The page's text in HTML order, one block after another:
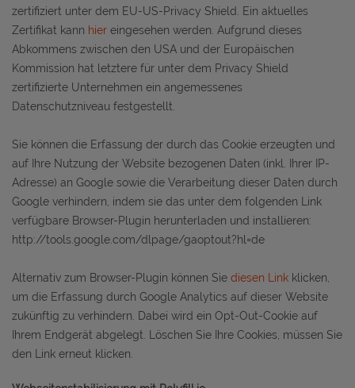
zertifiziert unter dem EU-US-Privacy Shield. Ein aktuelles
Zertifikat kann hier eingesehen werden. Aufgrund dieses
Abkommens zwischen den USA und der Europäischen
Kommission hat letztere für unter dem Privacy Shield
zertifizierte Unternehmen ein angemessenes
Datenschutzniveau festgestellt.
Sie können die Erfassung der durch das Cookie erzeugten und
auf Ihre Nutzung der Website bezogenen Daten (inkl. Ihrer IP-
Adresse) an Google sowie die Verarbeitung dieser Daten durch
Google verhindern, indem sie das unter dem folgenden Link
verfügbare Browser-Plugin herunterladen und installieren:
http://tools.google.com/dlpage/gaoptout?hl=de
Alternativ zum Browser-Plugin können Sie diesen Link klicken,
um die Erfassung durch Google Analytics auf dieser Website
zukünftig zu verhindern. Dabei wird ein Opt-Out-Cookie auf
Ihrem Endgerät abgelegt. Löschen Sie Ihre Cookies, müssen Sie
den Link erneut klicken.